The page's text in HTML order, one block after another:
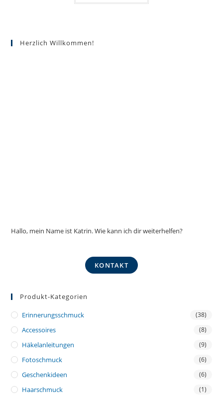
Herzlich Willkommen!
Hallo, mein Name ist Katrin. Wie kann ich dir weiterhelfen?
KONTAKT
Produkt-Kategorien
Erinnerungsschmuck (38)
Accessoires (8)
Häkelanleitungen (9)
Fotoschmuck (6)
Geschenkideen (6)
Haarschmuck (1)